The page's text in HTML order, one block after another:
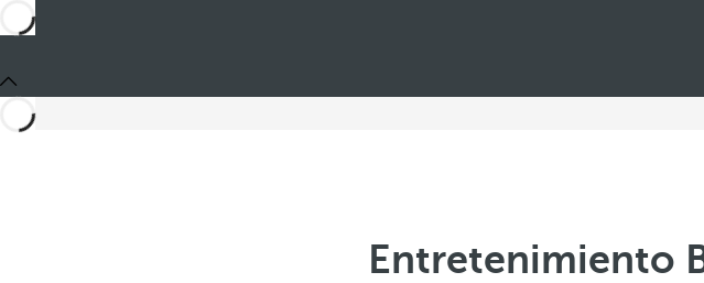
Entretenimiento